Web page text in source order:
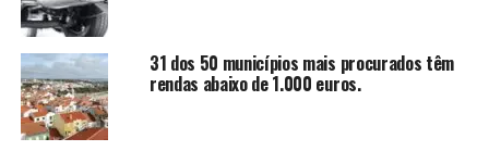
31 dos 50 municípios mais procurados têm
rendas abaixo de 1.000 euros.